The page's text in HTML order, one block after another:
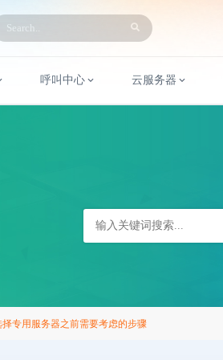
呼叫中心 云服务器
择专用服务器之前需要考虑的步骤